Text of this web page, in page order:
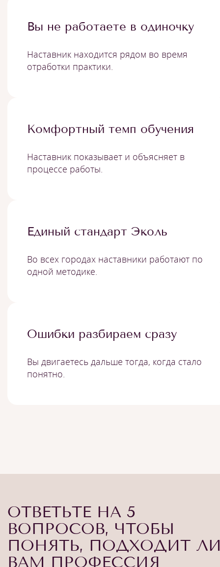
Вы не работаете в одиночку
Наставник находится рядом во время
отработки практики.
Комфортный темп обучения
Наставник показывает и объясняет в
процессе работы.
Единый стандарт Эколь
Во всех городах наставники работают по
одной методике.
Ошибки разбираем сразу
Вы двигаетесь дальше тогда, когда стало
понятно.
ОТВЕТЬТЕ НА 5
ВОПРОСОВ, ЧТОБЫ
ПОНЯТЬ, ПОДХОДИТ
ВАМ ПРОФЕССИЯ